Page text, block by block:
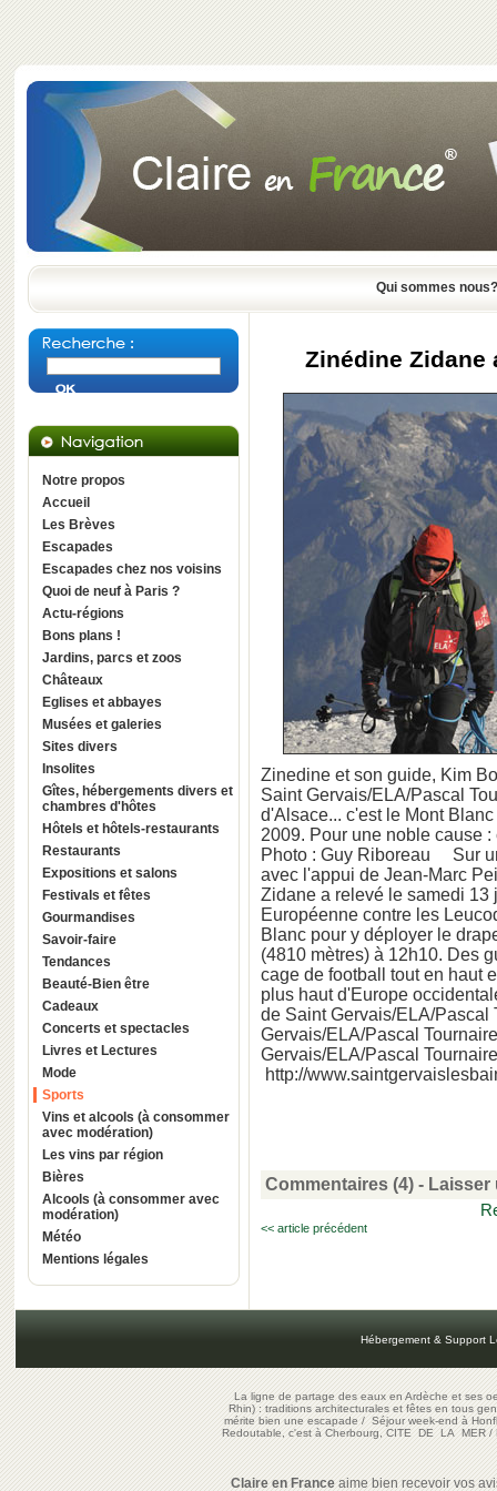
Qui sommes nous?
Notre propos
Accueil
Les Brèves
Escapades
Escapades chez nos voisins
Quoi de neuf à Paris ?
Actu-régions
Bons plans !
Jardins, parcs et zoos
Châteaux
Eglises et abbayes
Musées et galeries
Sites divers
Insolites
Gîtes, hébergements divers et
chambres d'hôtes
Hôtels et hôtels-restaurants
Restaurants
Expositions et salons
Festivals et fêtes
Gourmandises
Savoir-faire
Tendances
Beauté-Bien être
Cadeaux
Concerts et spectacles
Livres et Lectures
Mode
Sports
Vins et alcools (à consommer
avec modération)
Les vins par région
Bières
Alcools (à consommer avec
modération)
Météo
Mentions légales
Zinédine Zidane
Zinedine et son guide, Kim
Saint Gervais/ELA/Pascal
d'Alsace... c'est le Mont
2009. Pour une noble
Photo : Guy Riboreau Sur
avec l'appui de Jean-Marc
Zidane a relevé le samedi
Européenne contre les
Blanc pour y déployer le
(4810 mètres) à 12h10. Des
cage de football tout en haut
plus haut d'Europe
de Saint Gervais/ELA/
Gervais/ELA/Pascal
Gervais/ELA/Pascal
http://
Commentaires (4) - Laisser
<< article précédent
Hébergement & Support
La ligne de partage des eaux en Ardèche et ses
Rhin) : traditions architecturales et fêtes en tous
mérite bien une escapade/Séjour week-end à
Redoutable, c'est à Cherbourg, CITE DE LA MER/
Claire en Franceaime bien recevoir vos